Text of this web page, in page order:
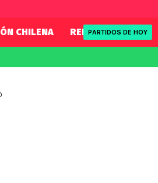
CHILENA REDSPORT
PARTIDOS DE HOY